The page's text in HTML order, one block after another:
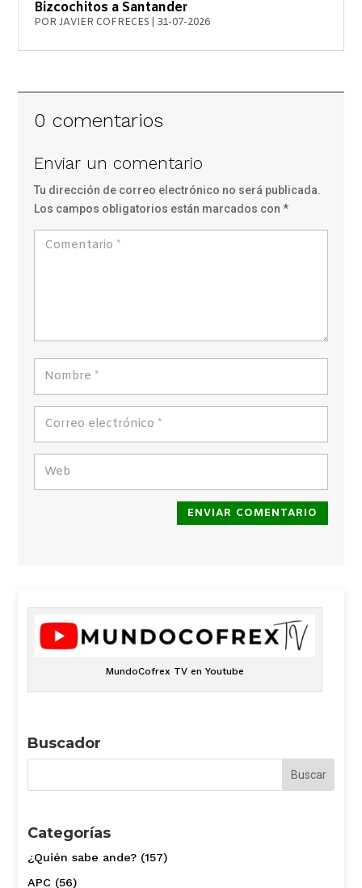
Bizcochitos a Santander
PORJAVIER COFRECES 31-07-2026
0 comentarios
Enviar un comentario
Tu dirección de correo electrónico no será publicada.
Los campos obligatorios están marcados con*
ENVIAR COMENTARIO
MundoCofrex TV en Youtube
Buscador
Categorías
¿Quién sabe ande?(157)
APC(56)